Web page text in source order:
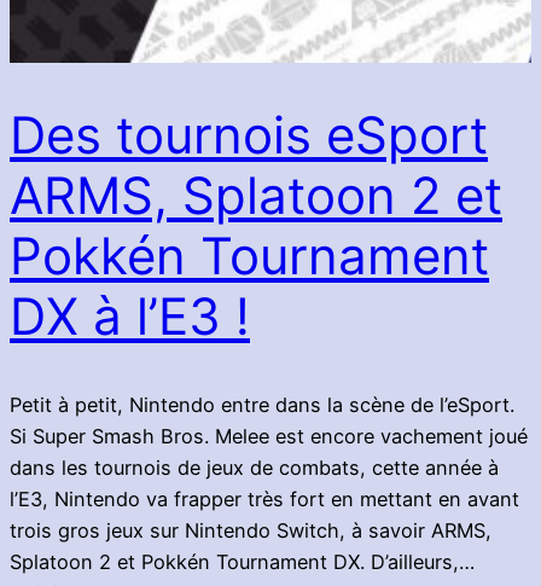
Des tournois eSport
ARMS, Splatoon 2 et
Pokkén Tournament
DX à l’E3 !
Petit à petit, Nintendo entre dans la scène de l’eSport.
Si Super Smash Bros. Melee est encore vachement joué
dans les tournois de jeux de combats, cette année à
l’E3, Nintendo va frapper très fort en mettant en avant
trois gros jeux sur Nintendo Switch, à savoir ARMS,
Splatoon 2 et Pokkén Tournament DX. D’ailleurs,…